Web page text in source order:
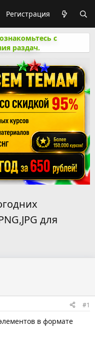
Регистрация
с
раздач.
для
#1
в формате